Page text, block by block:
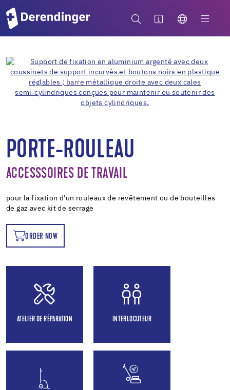
PORTE-ROULEAU
ACCESSSOIRES DE TRAVAIL
pour la fixation d'un rouleaux de revêtement ou de bouteilles
de gaz avec kit de serrage
ORDER NOW
ATELIER DE RÉPARATION INTERLOCUTEUR